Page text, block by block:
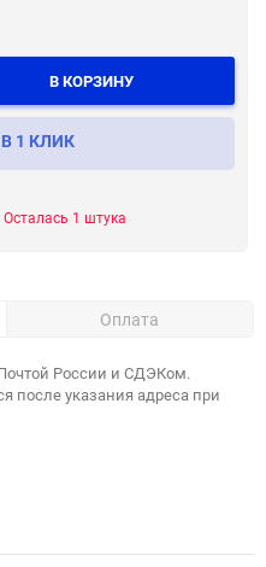
В КОРЗИНУ
1 КЛИК
Осталась 1 штука
Оплата
России и СДЭКом.
после указания адреса при